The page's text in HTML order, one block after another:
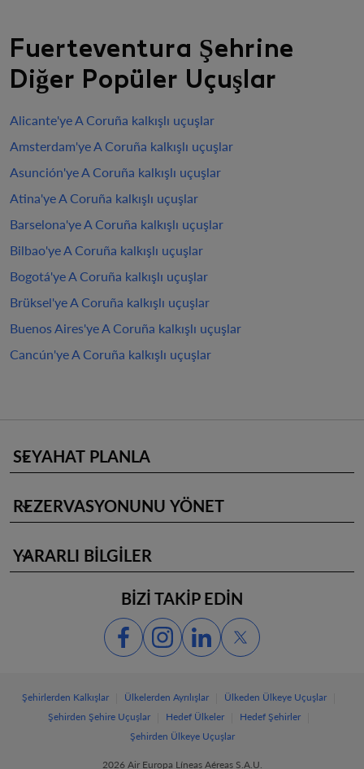
Fuerteventura Şehrine
Diğer Popüler Uçuşlar
Alicante'ye A Coruña kalkışlı uçuşlar
Amsterdam'ye A Coruña kalkışlı uçuşlar
Asunción'ye A Coruña kalkışlı uçuşlar
Atina'ye A Coruña kalkışlı uçuşlar
Barselona'ye A Coruña kalkışlı uçuşlar
Bilbao'ye A Coruña kalkışlı uçuşlar
Bogotá'ye A Coruña kalkışlı uçuşlar
Brüksel'ye A Coruña kalkışlı uçuşlar
Buenos Aires'ye A Coruña kalkışlı uçuşlar
Cancún'ye A Coruña kalkışlı uçuşlar
SEYAHAT PLANLA
keyboard_arrow_down
REZERVASYONUNU YÖNET
keyboard_arrow_down
YARARLI BİLGİLER
keyboard_arrow_down
BİZİ TAKİP EDİN
Şehirlerden Kalkışlar Ülkelerden Ayrılışlar Ülkeden Ülkeye Uçuşlar
Şehirden Şehire Uçuşlar Hedef Ülkeler Hedef Şehirler
Şehirden Ülkeye Uçuşlar
2026 Air Europa Líneas Aéreas S.A.U.